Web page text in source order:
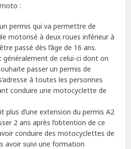
:
permis qui va permettre de
motorisé à deux roues inférieur à
passé dès l’âge de 16 ans.
généralement de celui-ci dont on
passer un permis de
à toutes les personnes
conduire une motocyclette de
plus d’une extension du permis A2
2 ans après l’obtention de ce
conduire des motocyclettes de
avoir suivi une formation